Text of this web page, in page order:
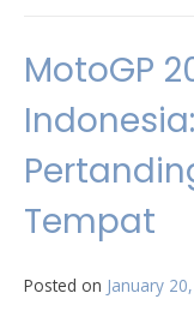
MotoGP
Tempat
Posted on January